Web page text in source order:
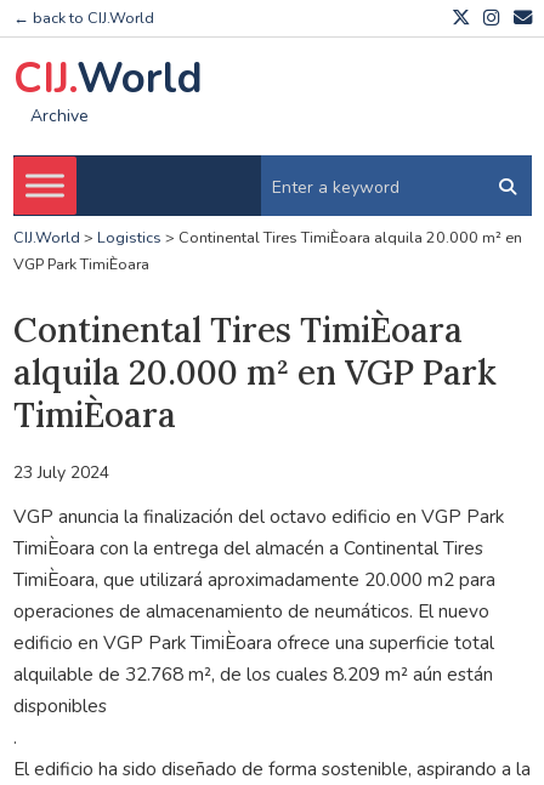
← back to CIJ.World
CIJ.World
Archive
CIJ.World > Logistics > Continental Tires TimiÈoara alquila 20.000 m² en
VGP Park TimiÈoara
Continental Tires TimiÈoara
alquila 20.000 m² en VGP Park
TimiÈoara
23 July 2024
VGP anuncia la finalización del octavo edificio en VGP Park
TimiÈoara con la entrega del almacén a Continental Tires
TimiÈoara, que utilizará aproximadamente 20.000 m2 para
operaciones de almacenamiento de neumáticos. El nuevo
edificio en VGP Park TimiÈoara ofrece una superficie total
alquilable de 32.768 m², de los cuales 8.209 m² aún están
disponibles
.
El edificio ha sido diseñado de forma sostenible, aspirando a la